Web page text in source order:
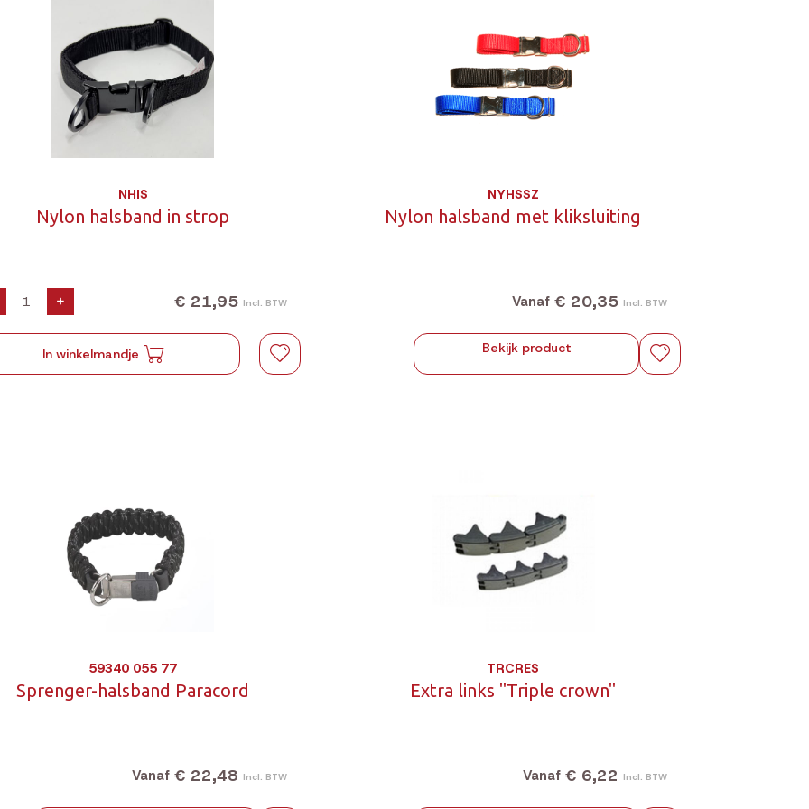
NHIS
Nylon halsband in strop
+ € 21,95 Incl. BTW
In winkelmandje
NYHSSZ
Nylon halsband met kliksluiting
Vanaf € 20,35 Incl. BTW
Bekijk product
59340 055 77
Sprenger-halsband Paracord
Vanaf € 22,48 Incl. BTW
TRCRES
Extra links "Triple crown"
Vanaf € 6,22 Incl. BTW